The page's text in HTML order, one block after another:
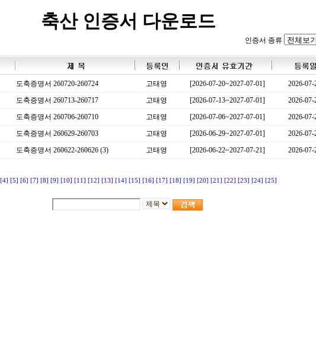
축산 인증서 다운로드
인증서 종류
도축증명서 260720-260724 고태영 [2026-07-20~2027-07-01]
2026-07-
도축증명서 260713-260717 고태영 [2026-07-13~2027-07-01]
2026-07-
도축증명서 260706-260710 고태영 [2026-07-06~2027-07-01]
2026-07-
도축증명서 260629-260703 고태영 [2026-06-29~2027-07-01]
2026-07-
도축증명서 260622-260626 (3) 고태영 [2026-06-22~2027-07-21] 2026-07-
[4] [5] [6] [7] [8] [9] [10] [11] [12] [13] [14] [15] [16] [17] [18] [19] [20] [21] [22] [23] [24] [25]